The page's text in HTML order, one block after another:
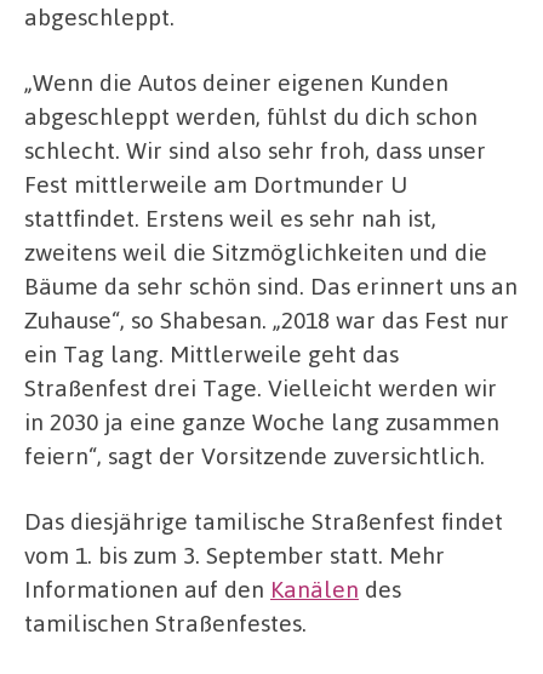
abgeschleppt.
„Wenn die Autos deiner eigenen Kunden
abgeschleppt werden, fühlst du dich schon
schlecht. Wir sind also sehr froh, dass unser
Fest mittlerweile am Dortmunder U
stattfindet. Erstens weil es sehr nah ist,
zweitens weil die Sitzmöglichkeiten und die
Bäume da sehr schön sind. Das erinnert uns an
Zuhause“, so Shabesan. „2018 war das Fest nur
ein Tag lang. Mittlerweile geht das
Straßenfest drei Tage. Vielleicht werden wir
in 2030 ja eine ganze Woche lang zusammen
feiern“, sagt der Vorsitzende zuversichtlich.
Das diesjährige tamilische Straßenfest findet
vom 1. bis zum 3. September statt. Mehr
Informationen auf den Kanälen des
tamilischen Straßenfestes.